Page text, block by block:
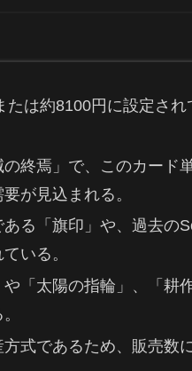
たは約8100円に設定さ
終焉」で、このカード
が見込まれる。
る「旗印」や、過去の
いる。
や「太陽の指輪」、「
式であるため、販売数